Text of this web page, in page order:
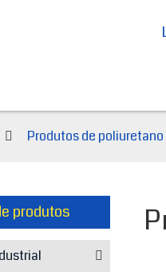
Produtos de poliuretano
produtos